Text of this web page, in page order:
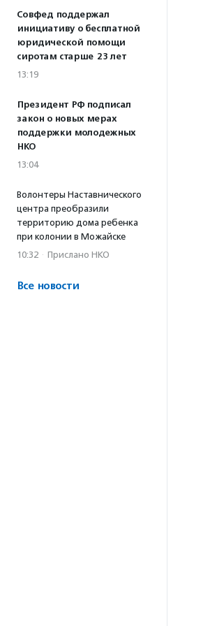
Совфед поддержал
инициативу о бесплатной
юридической помощи
сиротам старше 23 лет
13:19
Президент РФ подписал
закон о новых мерах
поддержки молодежных
НКО
13:04
Волонтеры Наставнического
центра преобразили
территорию дома ребенка
при колонии в Можайске
10:32 · Прислано НКО
Все новости